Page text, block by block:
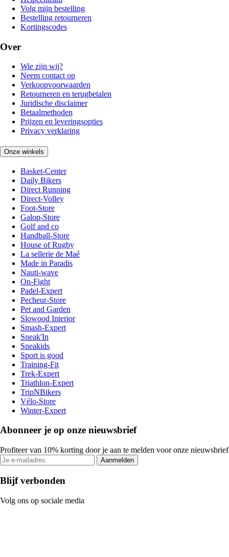
Volg mijn bestelling
Bestelling retourneren
Kortingscodes
Over
Wie zijn wij?
Neem contact op
Verkoopvoorwaarden
Retourneren en terugbetalen
Juridische disclaimer
Betaalmethoden
Prijzen en leveringsopties
Privacy verklaring
Onze winkels
Basket-Center
Daily Bikers
Direct Running
Direct-Volley
Foot-Store
Galop-Store
Golf and co
Handball-Store
House of Rugby
La sellerie de Maé
Made in Paradis
Nauti-wave
On-Fight
Padel-Expert
Pecheur-Store
Pet and Garden
Slowood Interior
Smash-Expert
Sneak'In
Sneakids
Sport is good
Training-Fit
Trek-Expert
Triathlon-Expert
TripNBikers
Vélo-Store
Winter-Expert
Abonneer je op onze nieuwsbrief
Profiteer van 10% korting door je aan te melden voor onze nieuwsbrief
Aanmelden
Blijf verbonden
Volg ons op sociale media